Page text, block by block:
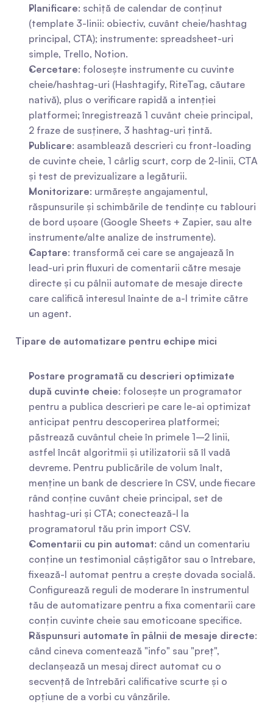
Planificare: schiță de calendar de conținut
(template 3-linii: obiectiv, cuvânt cheie/hashtag
principal, CTA); instrumente: spreadsheet-uri
simple, Trello, Notion.
Cercetare: folosește instrumente cu cuvinte
cheie/hashtag-uri (Hashtagify, RiteTag, căutare
nativă), plus o verificare rapidă a intenției
platformei; înregistrează 1 cuvânt cheie principal,
2 fraze de susținere, 3 hashtag-uri țintă.
Publicare: asamblează descrieri cu front-loading
de cuvinte cheie, 1 cârlig scurt, corp de 2-linii, CTA
și test de previzualizare a legăturii.
Monitorizare: urmărește angajamentul,
răspunsurile și schimbările de tendințe cu tablouri
de bord ușoare (Google Sheets + Zapier, sau alte
instrumente/alte analize de instrumente).
Captare: transformă cei care se angajează în
lead-uri prin fluxuri de comentarii către mesaje
directe și cu pâlnii automate de mesaje directe
care califică interesul înainte de a-l trimite către
un agent.
Tipare de automatizare pentru echipe mici
Postare programată cu descrieri optimizate
după cuvinte cheie: folosește un programator
pentru a publica descrieri pe care le-ai optimizat
anticipat pentru descoperirea platformei;
păstrează cuvântul cheie în primele 1–2 linii,
astfel încât algoritmii și utilizatorii să îl vadă
devreme. Pentru publicările de volum înalt,
menține un bank de descriere în CSV, unde fiecare
rând conține cuvânt cheie principal, set de
hashtag-uri și CTA; conectează-l la
programatorul tău prin import CSV.
Comentarii cu pin automat: când un comentariu
conține un testimonial câștigător sau o întrebare,
fixează-l automat pentru a crește dovada socială.
Configurează reguli de moderare în instrumentul
tău de automatizare pentru a fixa comentarii care
conțin cuvinte cheie sau emoticoane specifice.
Răspunsuri automate în pâlnii de mesaje directe:
când cineva comentează "info" sau "preț",
declanșează un mesaj direct automat cu o
secvență de întrebări calificative scurte și o
opțiune de a vorbi cu vânzările.